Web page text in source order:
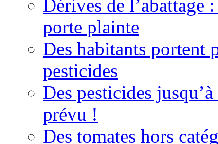
Dérives de
porte plainte
Des habitants portent
pesticides
Des pesticides
prévu !
Des tomates hors